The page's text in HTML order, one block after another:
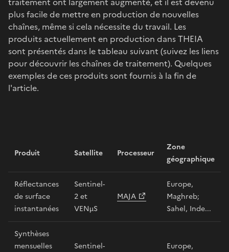
plus facile de mettre en production de nouvelles
chaînes, même si cela nécessite du travail. Les
produits actuellement en production dans THEIA
sont présentés dans le tableau suivant (suivez les liens
pour découvrir les chaînes de traitement). Quelques
exemples de ces produits sont fournis à la fin de
l'article.
Produit Satellite Processeur
Zone
géographique
Réflectances
de surface
instantanées
Sentinel-
2 et
VENµS
MAJA
Europe,
Maghreb;
Sahel, Inde...
Synthèses
mensuelles
Sentinel-
Europe,